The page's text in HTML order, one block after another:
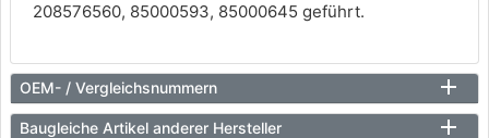
208576560, 85000593, 85000645 geführt.
OEM- / Vergleichsnummern
Baugleiche Artikel anderer Hersteller